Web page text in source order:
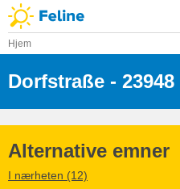
Hjem
Dorfstraße - 23948
Alternative emner
I nærheten (12)